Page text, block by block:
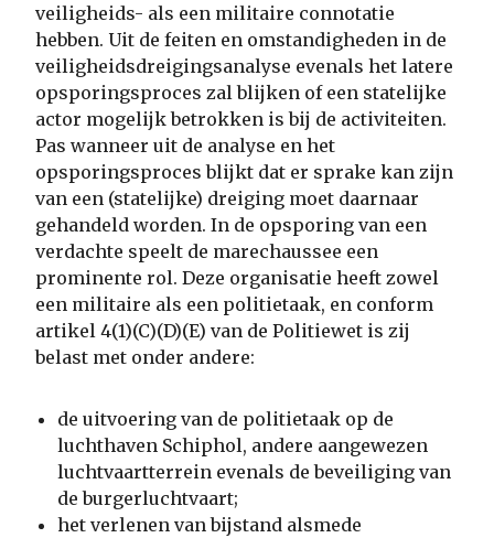
veiligheids- als een militaire connotatie
hebben. Uit de feiten en omstandigheden in de
veiligheidsdreigingsanalyse evenals het latere
opsporingsproces zal blijken of een statelijke
actor mogelijk betrokken is bij de activiteiten.
Pas wanneer uit de analyse en het
opsporingsproces blijkt dat er sprake kan zijn
van een (statelijke) dreiging moet daarnaar
gehandeld worden. In de opsporing van een
verdachte speelt de marechaussee een
prominente rol. Deze organisatie heeft zowel
een militaire als een politietaak, en conform
artikel 4(1)(C)(D)(E) van de Politiewet is zij
belast met onder andere:
de uitvoering van de politietaak op de
luchthaven Schiphol, andere aangewezen
luchtvaartterrein evenals de beveiliging van
de burgerluchtvaart;
het verlenen van bijstand alsmede